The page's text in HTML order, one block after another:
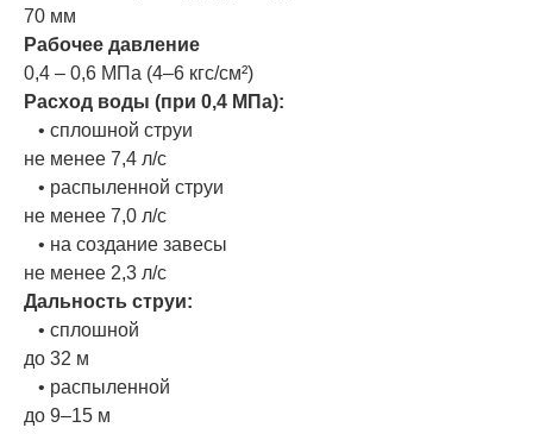
70 мм
Рабочее давление
0,4 – 0,6 МПа (4–6 кгс/см²)
Расход воды (при 0,4 МПа):
• сплошной струи
не менее 7,4 л/с
• распыленной струи
не менее 7,0 л/с
• на создание завесы
не менее 2,3 л/с
Дальность струи:
• сплошной
до 32 м
• распыленной
до 9–15 м